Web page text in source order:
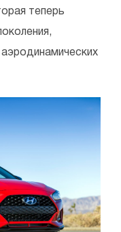
теперь